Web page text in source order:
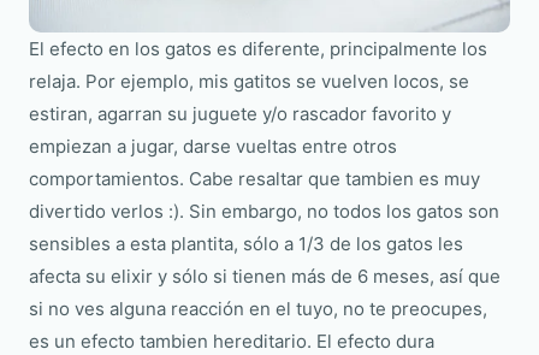
El efecto en los gatos es diferente, principalmente los
relaja. Por ejemplo, mis gatitos se vuelven locos, se
estiran, agarran su juguete y/o rascador favorito y
empiezan a jugar, darse vueltas entre otros
comportamientos. Cabe resaltar que tambien es muy
divertido verlos :). Sin embargo, no todos los gatos son
sensibles a esta plantita, sólo a 1/3 de los gatos les
afecta su elixir y sólo si tienen más de 6 meses, así que
si no ves alguna reacción en el tuyo, no te preocupes,
es un efecto tambien hereditario. El efecto dura